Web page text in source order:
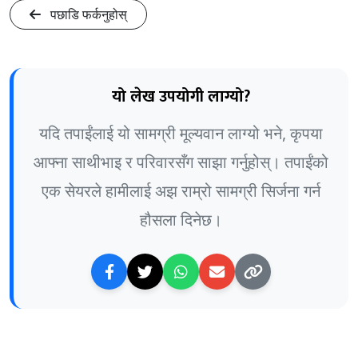
पछाडि फर्कनुहोस्
यो लेख उपयोगी लाग्यो?
यदि तपाईंलाई यो सामग्री मूल्यवान लाग्यो भने, कृपया
आफ्ना साथीभाइ र परिवारसँग साझा गर्नुहोस्। तपाईंको
एक सेयरले हामीलाई अझ राम्रो सामग्री सिर्जना गर्न
हौसला दिनेछ।